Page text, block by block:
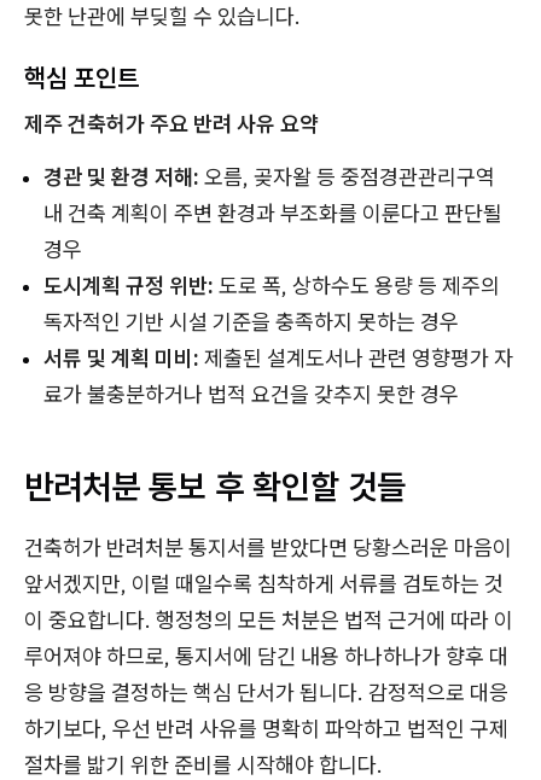
못한 난관에 부딪힐 수 있습니다.
핵심 포인트
제주 건축허가 주요 반려 사유 요약
경관 및 환경 저해: 오름, 곶자왈 등 중점경관관리구역
내 건축 계획이 주변 환경과 부조화를 이룬다고 판단될
경우
도시계획 규정 위반: 도로 폭, 상하수도 용량 등 제주의
독자적인 기반 시설 기준을 충족하지 못하는 경우
서류 및 계획 미비: 제출된 설계도서나 관련 영향평가 자
료가 불충분하거나 법적 요건을 갖추지 못한 경우
반려처분 통보 후 확인할 것들
건축허가 반려처분 통지서를 받았다면 당황스러운 마음이
앞서겠지만, 이럴 때일수록 침착하게 서류를 검토하는 것
이 중요합니다. 행정청의 모든 처분은 법적 근거에 따라 이
루어져야 하므로, 통지서에 담긴 내용 하나하나가 향후 대
응 방향을 결정하는 핵심 단서가 됩니다. 감정적으로 대응
하기보다, 우선 반려 사유를 명확히 파악하고 법적인 구제
절차를 밟기 위한 준비를 시작해야 합니다.